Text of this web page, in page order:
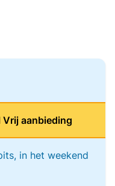
Vrij aanbieding
in het weekend